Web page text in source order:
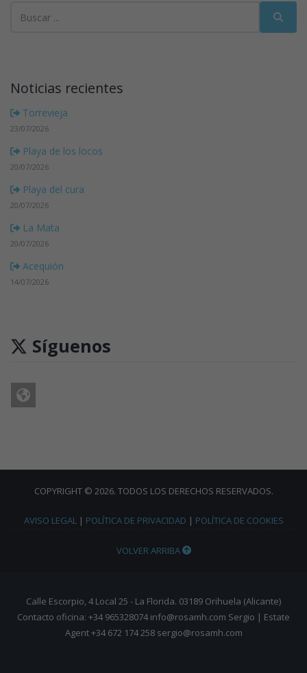
Noticias recientes
Torrevieja
23/07/2026
Playa de los locos
20/07/2026
Playa del cura
20/07/2026
La Mata
20/07/2026
Acequión
14/07/2026
Síguenos
COPYRIGHT © 2026. TODOS LOS DERECHOS RESERVADOS.
AVISO LEGAL | POLÍTICA DE PRIVACIDAD | POLÍTICA DE COOKIES
VOLVER ARRIBA
Calle Escorpio, 4 Local 25 - La Florida. 03189 Orihuela (Alicante)
Contacto oficina: +34 965328074 info@rosamh.com Sergio | Estate
Agent +34 672 174 258 sergio@rosamh.com